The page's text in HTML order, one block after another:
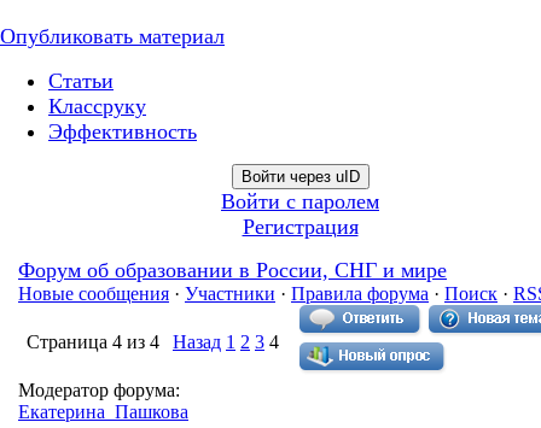
Опубликовать материал
Статьи
Классруку
Эффективность
Войти через uID
Войти с паролем
Регистрация
Форум об образовании в России, СНГ и мире
Новые сообщения · Участники · Правила форума · Поиск ·
Страница 4 из 4 Назад 1 2 3 4
Модератор форума:
Екатерина_Пашкова